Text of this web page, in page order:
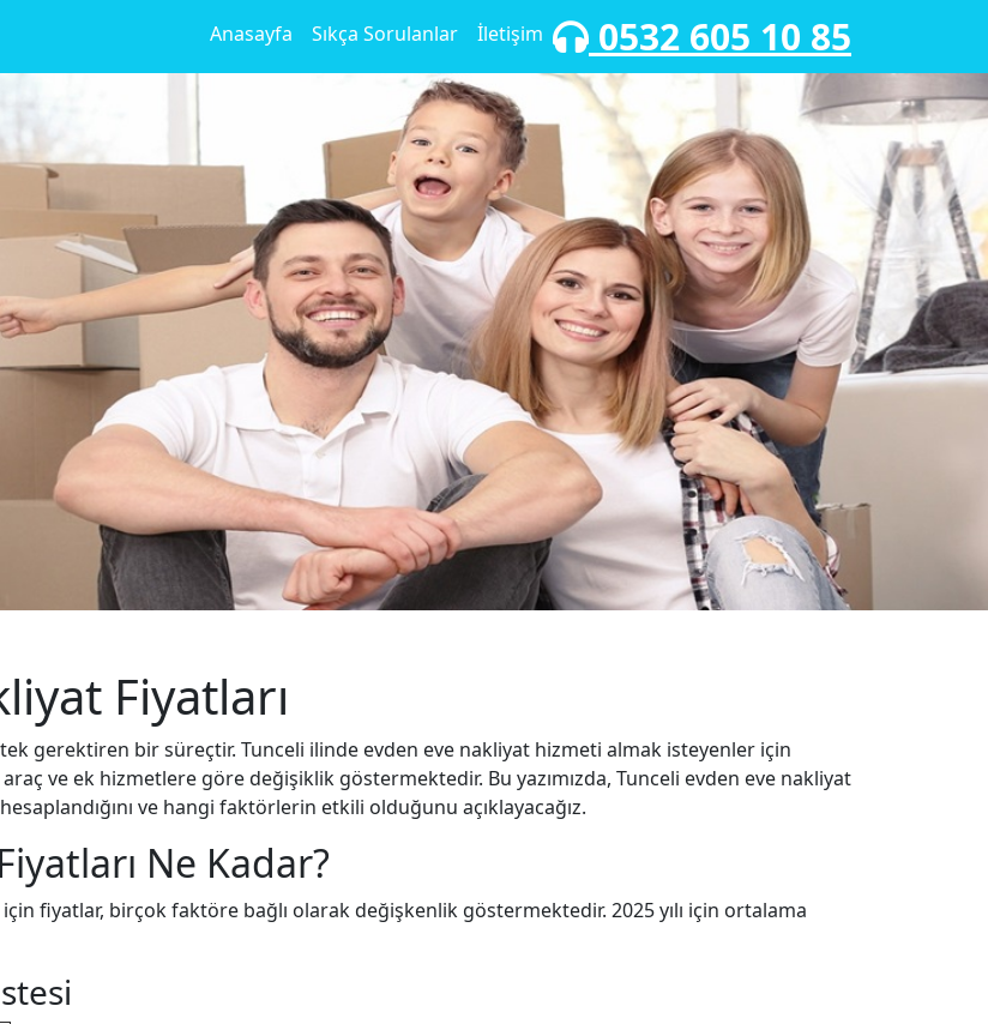
Anasayfa Sıkça Sorulanlar İletişim 0532 605 10 85
Fiyatları
gerektiren bir süreçtir. Tunceli ilinde evden eve nakliyat hizmeti almak isteyenler için
ve ek hizmetlere göre değişiklik göstermektedir. Bu yazımızda, Tunceli evden eve nakliyat
ve hangi faktörlerin etkili olduğunu açıklayacağız.
Ne Kadar?
fiyatlar, birçok faktöre bağlı olarak değişkenlik göstermektedir. 2025 yılı için ortalama